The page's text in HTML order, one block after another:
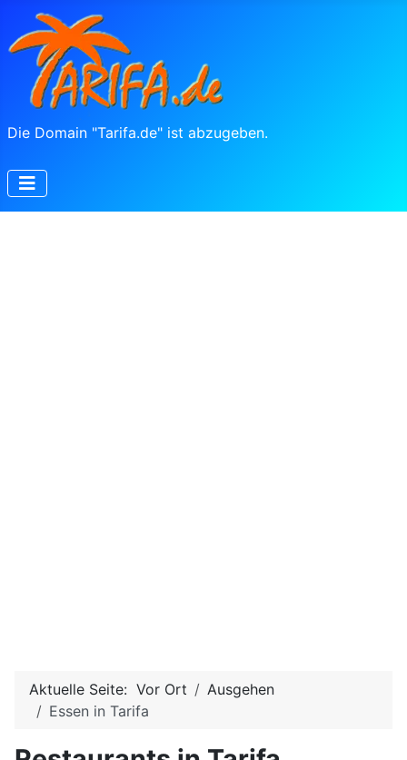
Die Domain "Tarifa.de" ist abzugeben.
Aktuelle Seite: Vor Ort
Ausgehen
Essen in Tarifa